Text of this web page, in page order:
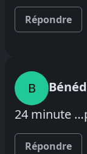
Répondre
B
24 minute
Répondre